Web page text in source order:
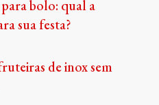
bolo: qual a
sua festa?
de inox sem